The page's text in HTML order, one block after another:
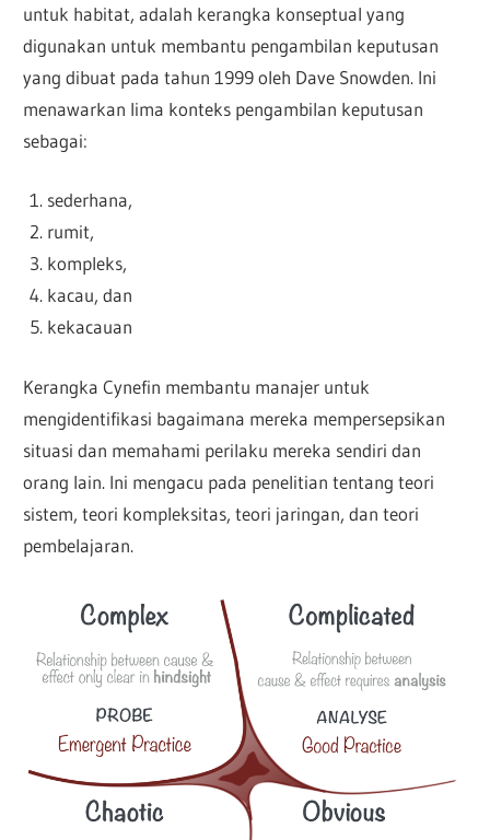
untuk habitat, adalah kerangka konseptual yang
digunakan untuk membantu pengambilan keputusan
yang dibuat pada tahun 1999 oleh Dave Snowden. Ini
menawarkan lima konteks pengambilan keputusan
sebagai:
sederhana,
rumit,
kompleks,
kacau, dan
kekacauan
Kerangka Cynefin membantu manajer untuk
mengidentifikasi bagaimana mereka mempersepsikan
situasi dan memahami perilaku mereka sendiri dan
orang lain. Ini mengacu pada penelitian tentang teori
sistem, teori kompleksitas, teori jaringan, dan teori
pembelajaran.